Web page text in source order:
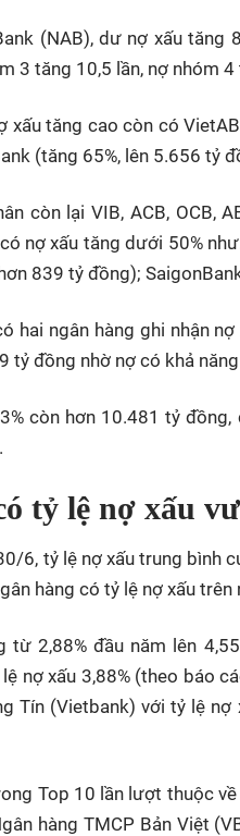
(NAB), dư nợ xấu
3 tăng 10,5 lần, nợ nhóm
xấu tăng cao còn có
(tăng 65%, lên 5.656 tỷ
còn lại VIB, ACB, OCB,
nợ xấu tăng dưới 50%
839 tỷ đồng);
hai ngân hàng ghi nhận
tỷ đồng nhờ nợ có khả
còn hơn 10.481 tỷ
tỷ lệ nợ xấu
6, tỷ lệ nợ xấu trung bình
hàng có tỷ lệ nợ xấu trên
từ 2,88% đầu năm lên
nợ xấu 3,88% (theo báo
Tín (Vietbank) với tỷ lệ
Top 10 lần lượt thuộc
hàng TMCP Bản Việt